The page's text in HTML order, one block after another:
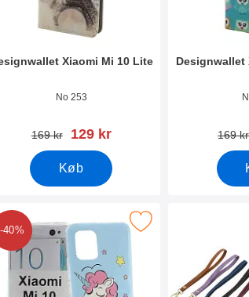
Xiaomi Mi 10 Lite
36888No 253
pris
169 kr pris
129 kr
Køb
Designwallet
Varenr 36887
pris
169 kr
-40%
tPU Designcover Xiaomi Mi 10 Lite
Marker wrist